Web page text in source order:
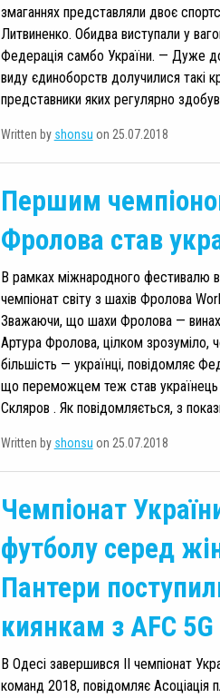
змаганнях представляли двоє
Литвиненко. Обидва виступали у
Федерація самбо України. — Дуже
виду єдиноборств долучилися такі
представники яких регулярно
Written by shonsu on 25.07.2018
Першим
Фролова став
В рамках міжнародного фестивалю
чемпіонат світу з шахів Фролова
Зважаючи, що шахи Фролова —
Артура Фролова, цілком зрозуміло,
більшість — українці, повідомляє
що переможцем теж став
Скляров . Як повідомляється, з
Written by shonsu on 25.07.2018
Чемпіонат
футболу серед
Пантери
киянкам з AFC 5G
В Одесі завершився ІІ чемпіонат
команд 2018, повідомляє Асоціація